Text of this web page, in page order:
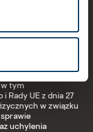
adres e-mail:
we
z
na podstawie
tym
Rady UE z dnia 27
w związku
uchylenia